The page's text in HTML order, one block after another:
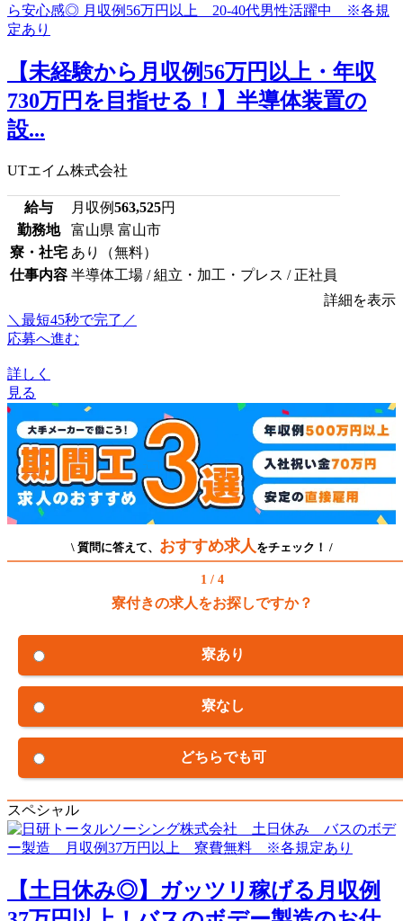
【未経験から月収例56万円以上・年収
730万円を目指せる！】半導体装置の
設...
UTエイム株式会社
給与 月収例563,525円
勤務地
富山県 富山市
寮・社宅 あり（無料）
仕事内容 半導体工場 / 組立・加工・プレス / 正社員
詳細を表示
＼最短45秒で完了／
応募へ進む
詳しく
見る
\ 質問に答えて、 おすすめ求人 をチェック！ /
1 / 4
寮付きの求人をお探しですか？
寮あり
寮なし
どちらでも可
スペシャル
【土日休み◎】ガッツリ稼げる月収例